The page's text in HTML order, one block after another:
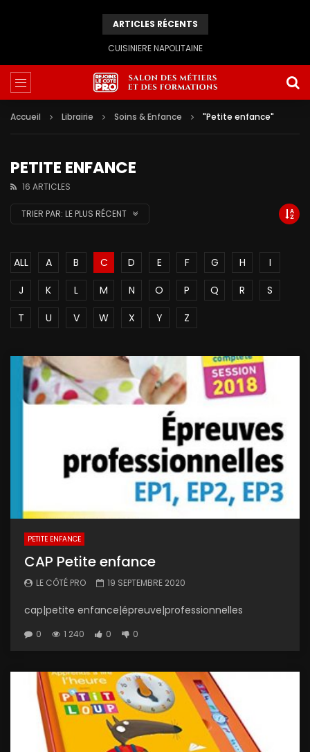
ARTICLES RÉCENTS
CUISINIERE NAPOLITAINE
Accueil Librairie Soins & Enfance "Petite enfance"
PETITE ENFANCE
16 ARTICLES
TRIER PAR: LE PLUS RÉCENT
ALL A B C D E F G H
I
J
K L M N O P Q R
S
T
U V W X Y Z
PETITE ENFANCE
CAP Petite enfance
LE CÔTÉ PRO 19 SEPTEMBRE 2020
cap|petite enfance|épreuve|professionnelles
0 1 240 0 0